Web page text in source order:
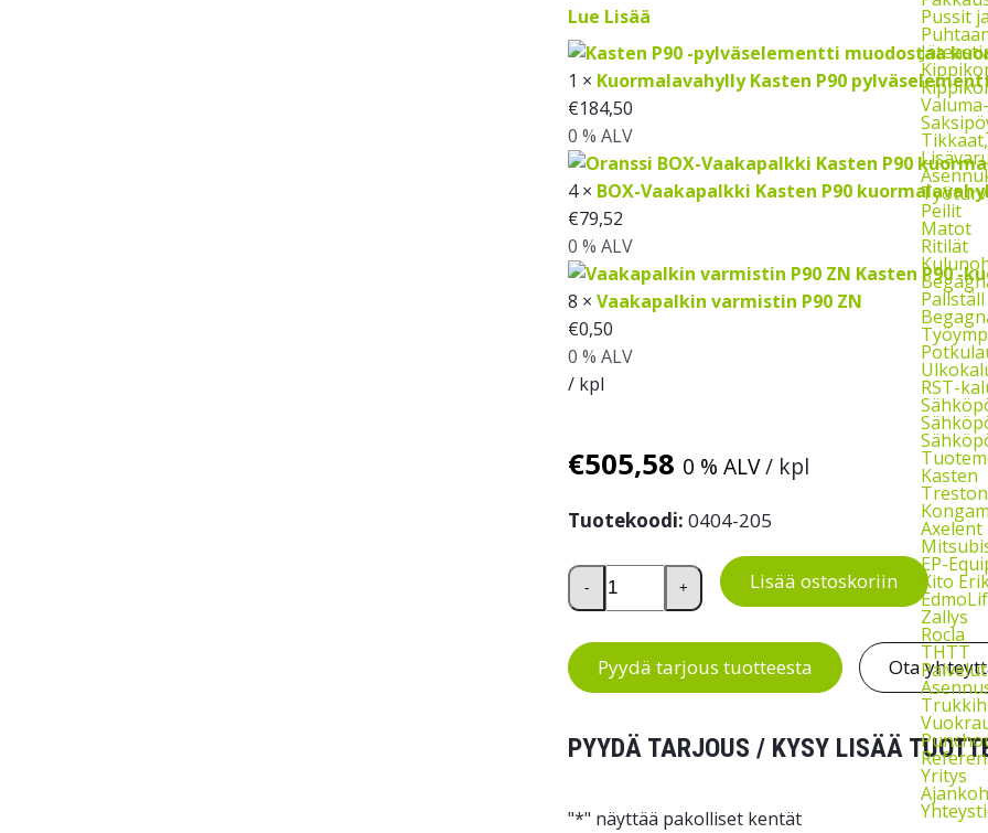
Pussit
Peilit
Matot
Ritilät
RST-
Kasten
Axelent
EP-
Kito
Zallys
Rocla
THTT
Palvelut
Yritys
Lue Lisää
1 × Kuormalavahylly Kasten P90
€184,50
0 % ALV
4 × BOX-Vaakapalkki Kasten P90
€79,52
0 % ALV
8 × Vaakapalkin varmistin P90 ZN
€0,50
0 % ALV
/ kpl
€505,58 0 % ALV/ kpl
Tuotekoodi: 0404-205
Kuormalavahyllyn jatko-osa 9 EUR-lavalle, K3000
- + Lisää ostoskoriin
Pyydä tarjous tuotteesta Ota
PYYDÄ TARJOUS / KYSY LISÄÄ
"*" näyttää pakolliset kentät